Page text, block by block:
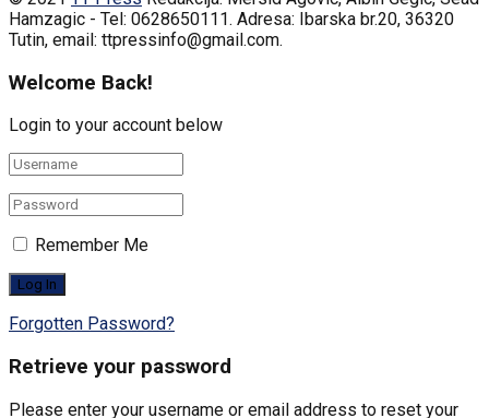
Hamzagic - Tel: 0628650111. Adresa: Ibarska br.20, 36320
Tutin, email: ttpressinfo@gmail.com.
Welcome Back!
Login to your account below
Remember Me
Forgotten Password?
Retrieve your password
Please enter your username or email address to reset your